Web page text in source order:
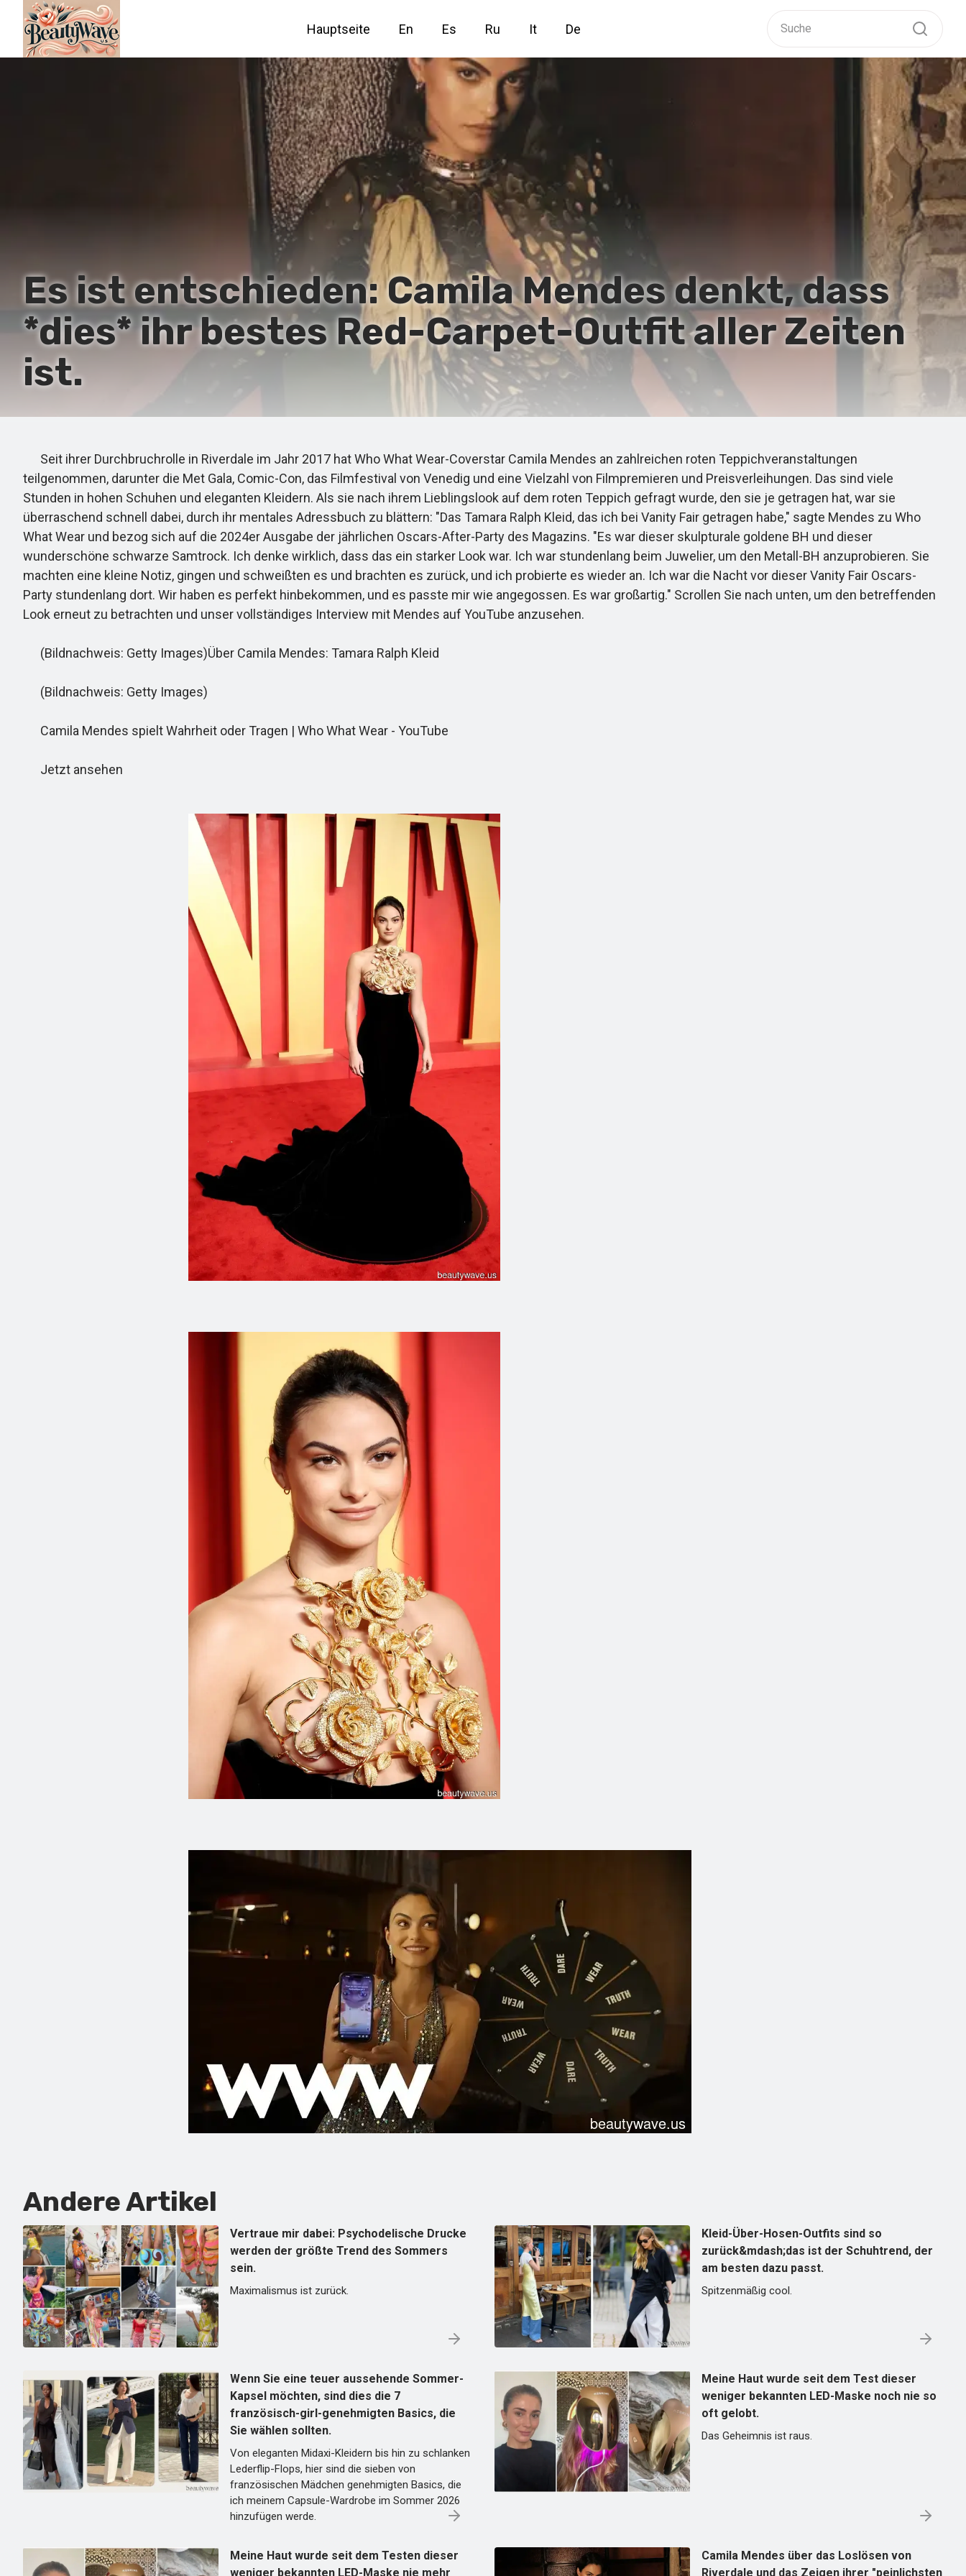
Hauptseite En Es Ru It De
Es ist entschieden: Camila Mendes denkt, dass
*dies* ihr bestes Red-Carpet-Outfit aller Zeiten
ist.
Seit ihrer Durchbruchrolle in Riverdale im Jahr 2017 hat Who What Wear-Coverstar Camila Mendes an zahlreichen roten Teppichveranstaltungen
teilgenommen, darunter die Met Gala, Comic-Con, das Filmfestival von Venedig und eine Vielzahl von Filmpremieren und Preisverleihungen. Das sind viele
Stunden in hohen Schuhen und eleganten Kleidern. Als sie nach ihrem Lieblingslook auf dem roten Teppich gefragt wurde, den sie je getragen hat, war sie
überraschend schnell dabei, durch ihr mentales Adressbuch zu blättern: "Das Tamara Ralph Kleid, das ich bei Vanity Fair getragen habe," sagte Mendes zu Who
What Wear und bezog sich auf die 2024er Ausgabe der jährlichen Oscars-After-Party des Magazins. "Es war dieser skulpturale goldene BH und dieser
wunderschöne schwarze Samtrock. Ich denke wirklich, dass das ein starker Look war. Ich war stundenlang beim Juwelier, um den Metall-BH anzuprobieren. Sie
machten eine kleine Notiz, gingen und schweißten es und brachten es zurück, und ich probierte es wieder an. Ich war die Nacht vor dieser Vanity Fair Oscars-
Party stundenlang dort. Wir haben es perfekt hinbekommen, und es passte mir wie angegossen. Es war großartig." Scrollen Sie nach unten, um den betreffenden
Look erneut zu betrachten und unser vollständiges Interview mit Mendes auf YouTube anzusehen.
(Bildnachweis: Getty Images)Über Camila Mendes: Tamara Ralph Kleid
(Bildnachweis: Getty Images)
Camila Mendes spielt Wahrheit oder Tragen | Who What Wear - YouTube
Jetzt ansehen
Andere Artikel
Vertraue mir dabei: Psychodelische Drucke
werden der größte Trend des Sommers
sein.
Maximalismus ist zurück.
Kleid-Über-Hosen-Outfits sind so
zurück&mdash;das ist der Schuhtrend, der
am besten dazu passt.
Spitzenmäßig cool.
Wenn Sie eine teuer aussehende Sommer-
Kapsel möchten, sind dies die 7
französisch-girl-genehmigten Basics, die
Sie wählen sollten.
Von eleganten Midaxi-Kleidern bis hin zu schlanken
Lederflip-Flops, hier sind die sieben von
französischen Mädchen genehmigten Basics, die
ich meinem Capsule-Wardrobe im Sommer 2026
hinzufügen werde.
Meine Haut wurde seit dem Test dieser
weniger bekannten LED-Maske noch nie so
oft gelobt.
Das Geheimnis ist raus.
Meine Haut wurde seit dem Testen dieser
weniger bekannten LED-Maske nie mehr
Camila Mendes über das Loslösen von
Riverdale und das Zeigen ihrer "peinlichsten